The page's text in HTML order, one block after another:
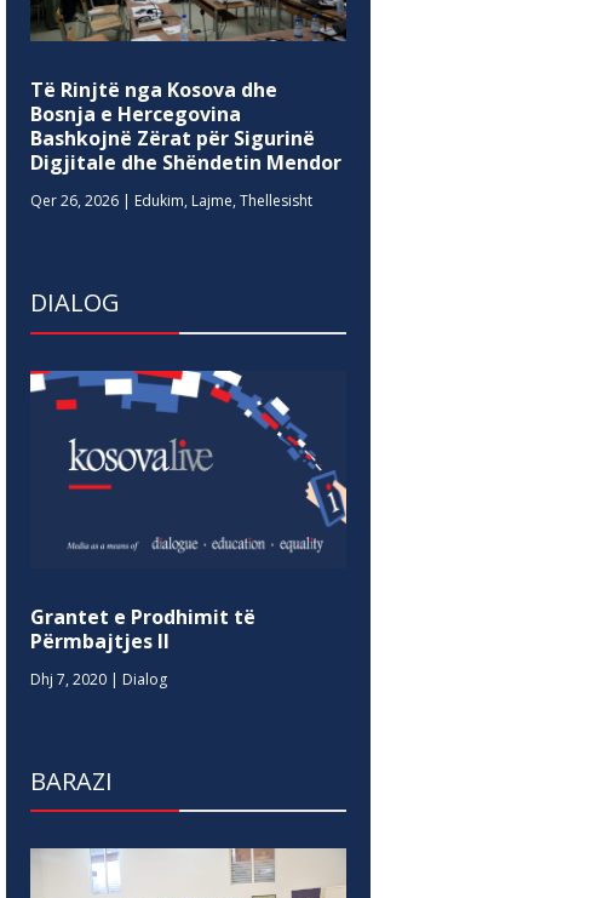
Të Rinjtë nga Kosova dhe
Bosnja e Hercegovina
Bashkojnë Zërat për Sigurinë
Digjitale dhe Shëndetin Mendor
Qer 26, 2026 | Edukim, Lajme,Thellesisht
DIALOG
Grantet e Prodhimit të
Përmbajtjes II
Dhj 7, 2020 | Dialog
BARAZI